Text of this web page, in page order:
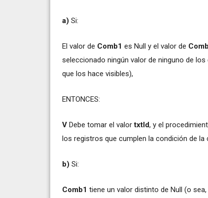
a) Si:
El valor de Comb1 es Null y el valor de
seleccionado ningún valor de ninguno de
que los hace visibles),
ENTONCES:
V Debe tomar el valortxtId, y el
los registros que cumplen la condición de
b) Si:
Comb1 tiene un valor distinto de Null (o